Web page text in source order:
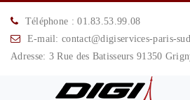
Téléphone : 01.83.53.99.08
E-mail: contact@digiservices-paris-
Adresse: 3 Rue des Batisseurs 91350